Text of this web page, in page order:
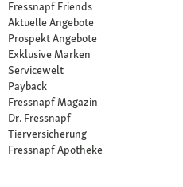
Fressnapf Friends
Aktuelle Angebote
Prospekt Angebote
Exklusive Marken
Servicewelt
Payback
Fressnapf Magazin
Dr. Fressnapf
Tierversicherung
Fressnapf Apotheke